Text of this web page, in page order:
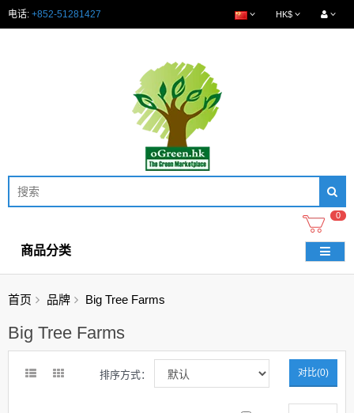
电话: +852-51281427 HK$
0
商品分类
首页 品牌 Big Tree Farms
Big Tree Farms
对比(0)
排序方式：